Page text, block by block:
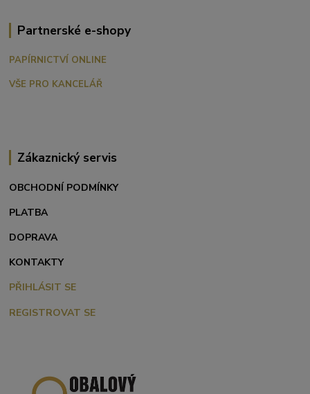
Partnerské e-shopy
PAPÍRNICTVÍ ONLINE
VŠE PRO KANCELÁŘ
Zákaznický servis
OBCHODNÍ PODMÍNKY
PLATBA
DOPRAVA
KONTAKTY
PŘIHLÁSIT SE
REGISTROVAT SE